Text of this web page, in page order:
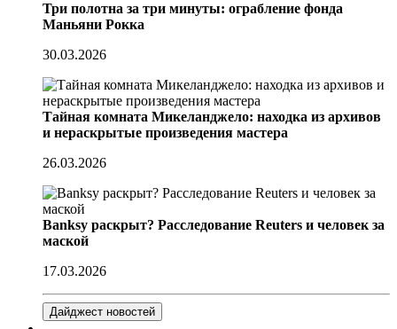
Три полотна за три минуты: ограбление фонда
Маньяни Рокка
30.03.2026
Тайная комната Микеланджело: находка из архивов
и нераскрытые произведения мастера
26.03.2026
Banksy раскрыт? Расследование Reuters и человек за
маской
17.03.2026
Дайджест новостей